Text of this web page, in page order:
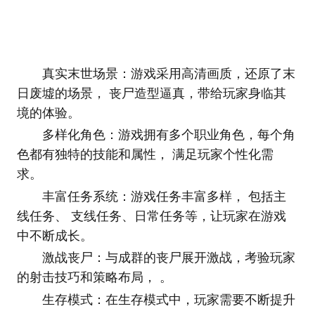
真实末世场景：游戏采用高清画质，还原了末
日废墟的场景， 丧尸造型逼真，带给玩家身临其
境的体验。
多样化角色：游戏拥有多个职业角色，每个角
色都有独特的技能和属性， 满足玩家个性化需
求。
丰富任务系统：游戏任务丰富多样， 包括主
线任务、 支线任务、日常任务等，让玩家在游戏
中不断成长。
激战丧尸：与成群的丧尸展开激战，考验玩家
的射击技巧和策略布局， 。
生存模式：在生存模式中，玩家需要不断提升